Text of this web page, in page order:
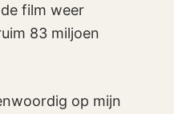
film weer
83 miljoen
op mijn